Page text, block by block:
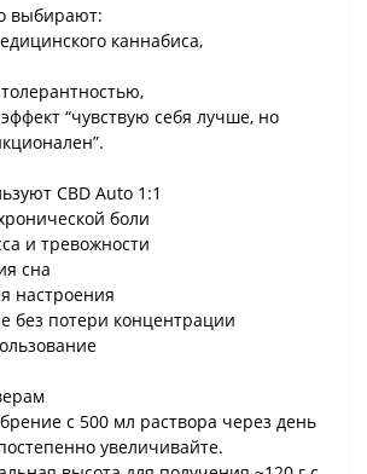
выбирают:
каннабиса,
“чувствую себя лучше, но
CBD Auto 1:1
боли
и тревожности
сна
настроения
без потери концентрации
с 500 мл раствора через день
увеличивайте.